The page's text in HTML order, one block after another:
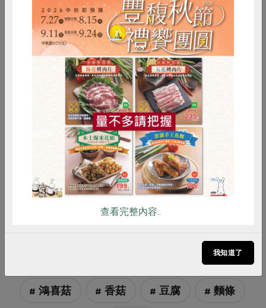
原文刊登於 2024年03月237期
更高的規範 保護社員安心利用的權利
# 南瓜
# 鴻喜菇 # 香菇 # 豆腐 # 麵條
RPET 食譜 減硝酸鹽
雞蛋 食安 共同購買
查看完整內容..
我知道了